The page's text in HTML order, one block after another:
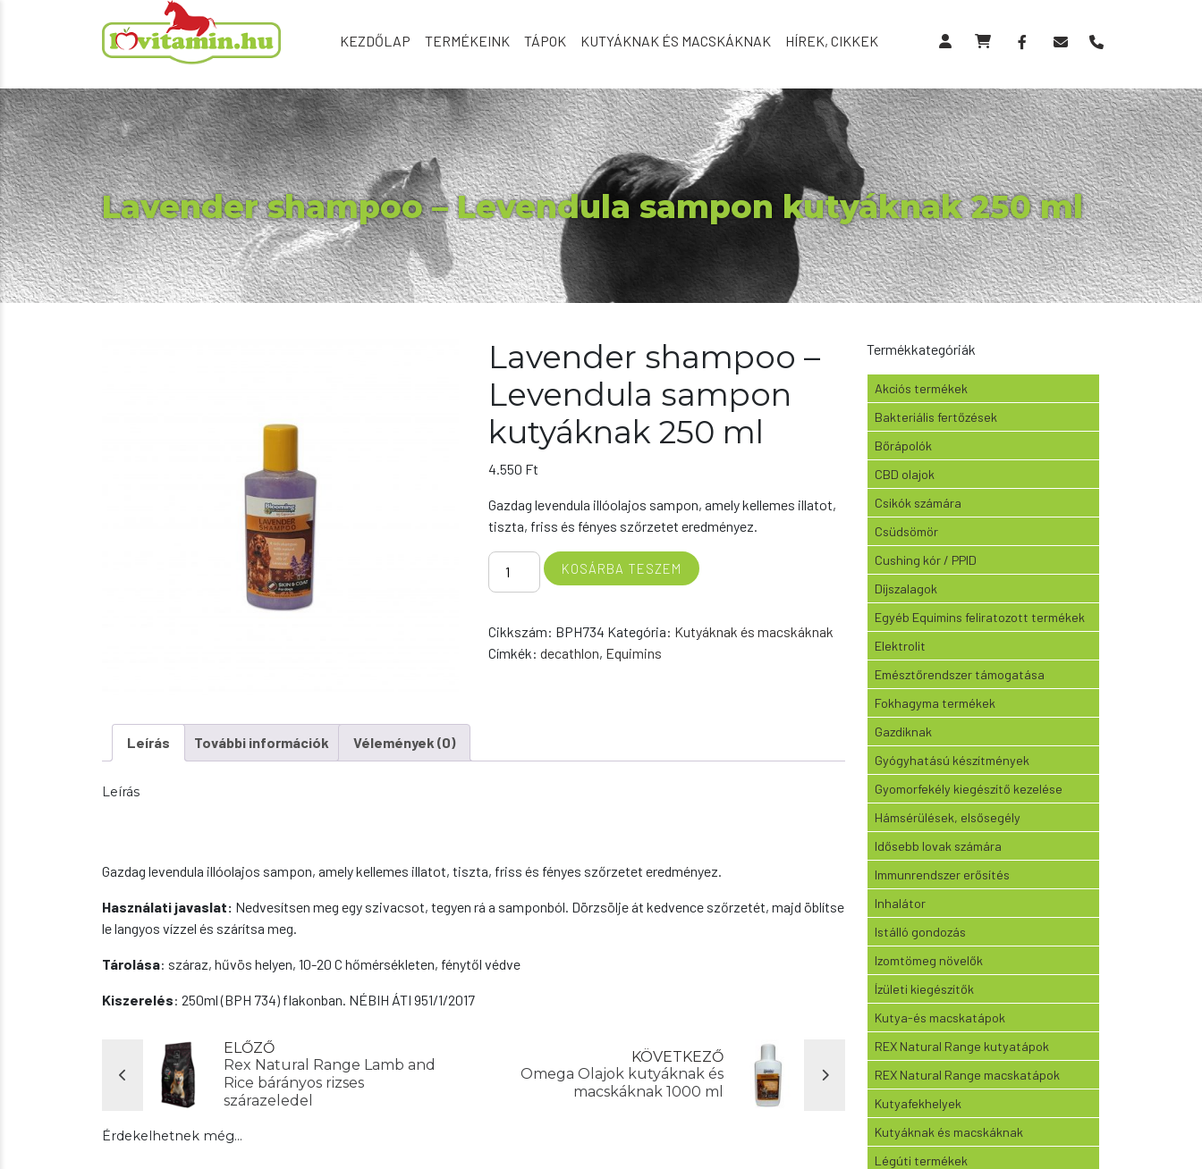
KEZDŐLAP TERMÉKEINK TÁPOK KUTYÁKNAK ÉS MACSKÁKNAK HÍREK, CIKKEK
Lavender shampoo – Levendula sampon kutyáknak 250 ml
Lavender shampoo –
Levendula sampon
kutyáknak 250 ml
4.550 Ft
Gazdag levendula illóolajos sampon, amely kellemes illatot,
tiszta, friss és fényes szőrzetet eredményez.
Lavender
shampoo
Levendula
sampon
KOSÁRBA TESZEM
Cikkszám: BPH734 Kategória: Kutyáknak és macskáknak
Címkék:decathlon, Equimins
Leírás További információk Vélemények (0)
Leírás
Gazdag levendula illóolajos sampon, amely kellemes illatot, tiszta, friss és fényes szőrzetet eredményez.
Használati javaslat: Nedvesítsen meg egy szivacsot, tegyen rá a samponból. Dörzsölje át kedvence szőrzetét, majd öblítse
le langyos vízzel és szárítsa meg.
Tárolása: száraz, hűvös helyen, 10-20 C hőmérsékleten, fénytől védve
Kiszerelés: 250ml (BPH 734) flakonban. NÉBIH ÁTI 951/1/2017
ELŐZŐ
Rex Natural Range Lamb and
Rice bárányos rizses
szárazeledel
KÖVETKEZŐ
Omega Olajok kutyáknak és
macskáknak 1000 ml
Érdekelhetnek még…
Termékkategóriák
Akciós termékek
Bakteriális fertőzések
Bőrápolók
CBD olajok
Csikók számára
Csüdsömör
Cushing kór / PPID
Díjszalagok
Egyéb Equimins feliratozott termékek
Elektrolit
Emésztőrendszer támogatása
Fokhagyma termékek
Gazdiknak
Gyógyhatású készítmények
Gyomorfekély kiegészítő kezelése
Hámsérülések, elsősegély
Idősebb lovak számára
Immunrendszer erősítés
Inhalátor
Istálló gondozás
Izomtömeg növelők
Ízületi kiegészítők
Kutya-és macskatápok
REX Natural Range kutyatápok
REX Natural Range macskatápok
Kutyafekhelyek
Kutyáknak és macskáknak
Légúti termékek